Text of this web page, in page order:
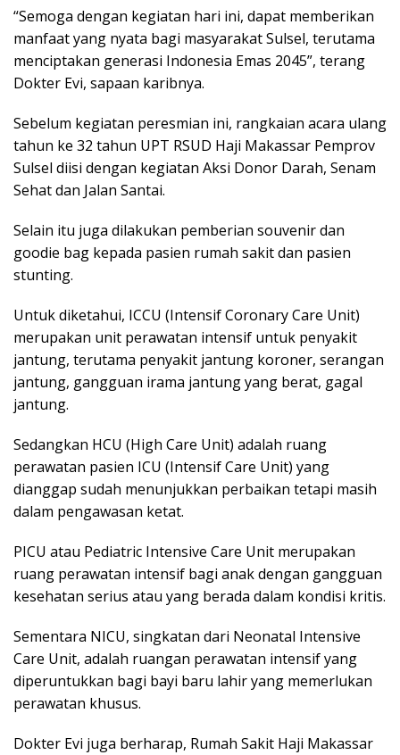
“Semoga dengan kegiatan hari ini, dapat memberikan
manfaat yang nyata bagi masyarakat Sulsel, terutama
menciptakan generasi Indonesia Emas 2045”, terang
Dokter Evi, sapaan karibnya.
Sebelum kegiatan peresmian ini, rangkaian acara ulang
tahun ke 32 tahun UPT RSUD Haji Makassar Pemprov
Sulsel diisi dengan kegiatan Aksi Donor Darah, Senam
Sehat dan Jalan Santai.
Selain itu juga dilakukan pemberian souvenir dan
goodie bag kepada pasien rumah sakit dan pasien
stunting.
Untuk diketahui, ICCU (Intensif Coronary Care Unit)
merupakan unit perawatan intensif untuk penyakit
jantung, terutama penyakit jantung koroner, serangan
jantung, gangguan irama jantung yang berat, gagal
jantung.
Sedangkan HCU (High Care Unit) adalah ruang
perawatan pasien ICU (Intensif Care Unit) yang
dianggap sudah menunjukkan perbaikan tetapi masih
dalam pengawasan ketat.
PICU atau Pediatric Intensive Care Unit merupakan
ruang perawatan intensif bagi anak dengan gangguan
kesehatan serius atau yang berada dalam kondisi kritis.
Sementara NICU, singkatan dari Neonatal Intensive
Care Unit, adalah ruangan perawatan intensif yang
diperuntukkan bagi bayi baru lahir yang memerlukan
perawatan khusus.
Dokter Evi juga berharap, Rumah Sakit Haji Makassar